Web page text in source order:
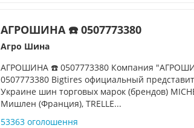
АГРОШИНА ☎️ 0507773380
Агро Шина
АГРОШИНА ☎️ 0507773380 Компания
0507773380 Bigtires официальный
Украине шин торговых марок (брендов)
Мишлен (Франция), TRELLE...
53363 оголошення